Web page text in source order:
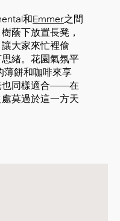
和Emmer之間
蔭下放置長凳，
大家來忙裡偷
緒。花園氣氛平
薄餅和咖啡來享
也同樣適合——在
莫過於這一方天